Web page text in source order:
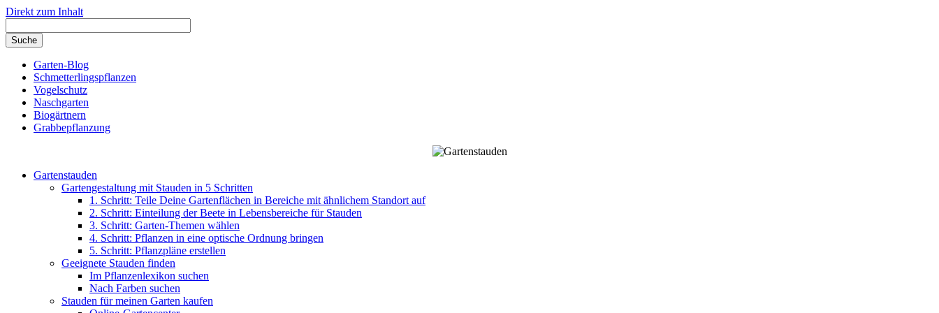
Direkt zum Inhalt
Garten-Blog
Schmetterlingspflanzen
Vogelschutz
Naschgarten
Biogärtnern
Grabbepflanzung
Gartenstauden
Gartengestaltung mit Stauden in 5 Schritten
1. Schritt: Teile Deine Gartenflächen in Bereiche mit ähnlichem Standort auf
2. Schritt: Einteilung der Beete in Lebensbereiche für Stauden
3. Schritt: Garten-Themen wählen
4. Schritt: Pflanzen in eine optische Ordnung bringen
5. Schritt: Pflanzpläne erstellen
Geeignete Stauden finden
Im Pflanzenlexikon suchen
Nach Farben suchen
Stauden für meinen Garten kaufen